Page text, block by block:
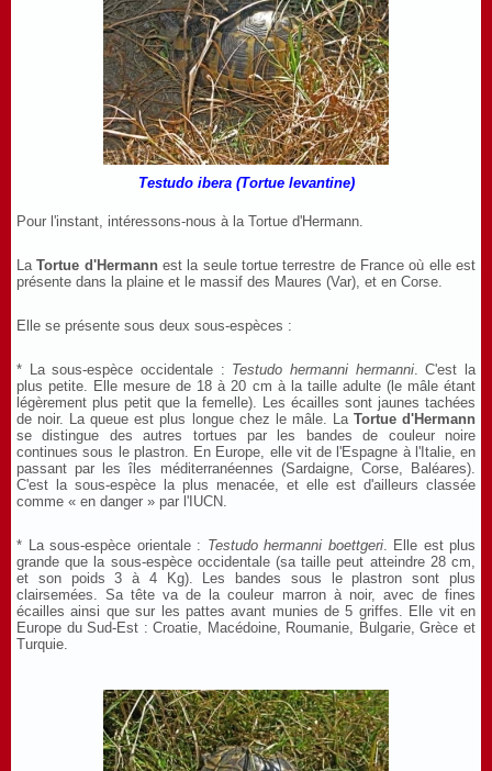
Testudo ibera (Tortue levantine)
Pour l'instant, intéressons-nous à la Tortue d'Hermann.
LaTortue d'Hermannest la seule tortue terrestre de France où elle est
présente dans la plaine et le massif des Maures (Var), et en Corse.
Elle se présente sous deux sous-espèces :
* La sous-espèce occidentale : Testudo hermanni hermanni. C'est la
plus petite. Elle mesure de 18 à 20 cm à la taille adulte (le mâle étant
légèrement plus petit que la femelle). Les écailles sont jaunes tachées
de noir. La queue est plus longue chez le mâle. La Tortue d'Hermann
se distingue des autres tortues par les bandes de couleur noire
continues sous le plastron. En Europe, elle vit de l'Espagne à l'Italie, en
passant par les îles méditerranéennes (Sardaigne, Corse, Baléares).
C'est la sous-espèce la plus menacée, et elle est d'ailleurs classée
comme « en danger » par l'IUCN.
* La sous-espèce orientale : Testudo hermanni boettgeri. Elle est plus
grande que la sous-espèce occidentale (sa taille peut atteindre 28 cm,
et son poids 3 à 4 Kg). Les bandes sous le plastron sont plus
clairsemées. Sa tête va de la couleur marron à noir, avec de fines
écailles ainsi que sur les pattes avant munies de 5 griffes. Elle vit en
Europe du Sud-Est : Croatie, Macédoine, Roumanie, Bulgarie, Grèce et
Turquie.